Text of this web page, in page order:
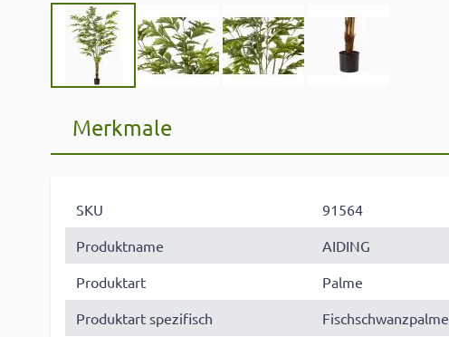
Merkmale
SKU
91564
Produktname
AIDING
Produktart
Palme
Produktart spezifisch
Fischschwanzpalme